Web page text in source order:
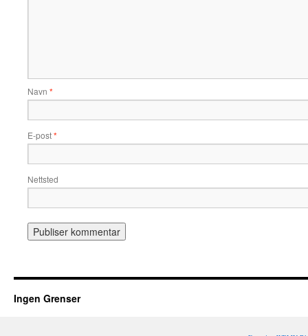
Navn *
E-post*
Nettsted
Ingen Grenser